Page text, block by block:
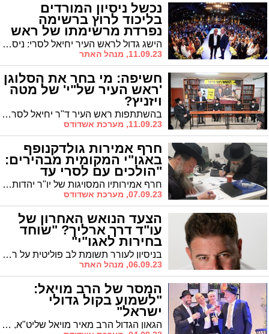
נכשל ניסיון המורדים
בליכוד לרוץ ברשימה
נפרדת מרשימתו של ראש
העיר הישג גדול לראש העיר יחיאל לסרי: ניסיון של חלק מחברי הליכוד לקרוא תיגר על רשימתו של לסרי למועצה, הגיע להכרעה בבית הדין של תנועת הליכוד, שקבע כי תתקיים הצבעה בין חברי הליכוד, ובכל מקרה, החברים יהיו חייבים להודיע על תמיכה בלסרי. ההצבעה התקיימה הערב וברוב קולות נכשל הניסיון לרוץ ברשימה נפרדת למועצה ובכך לפגוע בסיעת אשדוד בתנופה
11.09.23, מנהל האתר
חשיפה: מי בחר את הסלוגן
'ראש העיר של"י' של מטה
ויזניץ?
בהשתתפות ראש העיר ד"ר יחיאל לסרי וסגנו הרב יחיאל וינגרטן, הושק אמש מטה הבחירות של מרכז חסידי וויז'ניץ לטובת תמיכה במועמדותו של לסרי לראשות העיר
11.09.23, מערכת אשדודס
חרף אמירות גולדקנופף
באגו"י המקומית מבהירים:
"הולכים עם לסרי עד
הסוף" חרף אמירותיו המסויגות של יו"ר יהדות התורה השר גולדקנופף, מבהירים הערב באגודת ישראל המקומית כי התמיכה לראש העיר ד"ר לסרי ניתנה ללא תנאים. "איך יתייחסו אלינו אם נפר הסכמים כל יומיים"?
07.09.23, מערכת אשדודס
הצעד הנואש האחרון של
עו"ד דרך ארליך? "שוחד
בחירות לאגו"י"
בניסיון לעורר תשומת לב פוליטית על רקע הסקרים העגמומיים עבורו, חבר המועצה חנוך דרך ארליך הגיש עתירה קנטרנית למבקר המדינה במכתב בו הוא דורש לעצור את התקציבים שהובטחו לאגו"י ומאשים כי מדובר ב'שוחד בחירות'. לגודל האירוניה, הוא כלל לא ציין על אלו תקציבים מדובר
06.09.23, מנהל האתר
המסר של הרב מויאל:
"לשמוע בקול גדולי
ישראל"
הגאון הגדול הרב מאיר מויאל שליט"א, ראש מוסדות "זוהר התורה" פרסם סרטון בו קרא להישמע לקול גדולי ישראל ולקיים את מצוות "ועשית ככל אשר יורוך"